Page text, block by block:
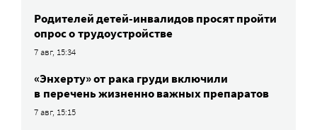
Родителей детей-инвалидов просят пройти
опрос о трудоустройстве
7 авг, 15:34
«Энхерту» от рака груди включили
в перечень жизненно важных препаратов
7 авг, 15:15